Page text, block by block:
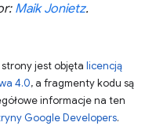
Maik Jonietz.
jest objęta licencją
4.0, a fragmenty kodu są
informacje na ten
Google Developers.